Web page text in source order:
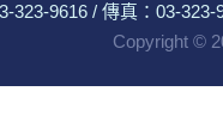
323-9616 / 傳真：03-323-
Copyright ©